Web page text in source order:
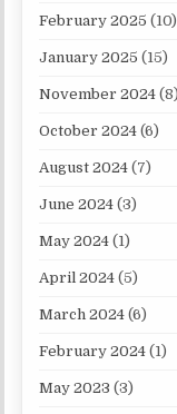
February 2025 (10)
January 2025 (15)
November 2024 (8)
October 2024 (6)
August 2024 (7)
June 2024 (3)
May 2024 (1)
April 2024 (5)
March 2024 (6)
February 2024 (1)
May 2023 (3)